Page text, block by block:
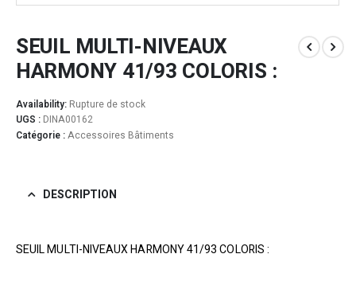
SEUIL MULTI-NIVEAUX
HARMONY 41/93 COLORIS :
Availability: Rupture de stock
UGS : DINA00162
Catégorie :Accessoires Bâtiments
DESCRIPTION
SEUIL MULTI-NIVEAUX HARMONY 41/93 COLORIS :